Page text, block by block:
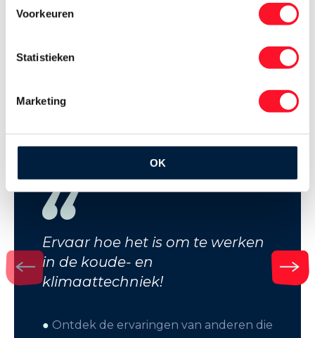
Voorkeuren
Statistieken
Marketing
OK
Ervaar hoe het is om te werken
in de koude- en
klimaattechniek!
● Ontdek de ervaringen van anderen die